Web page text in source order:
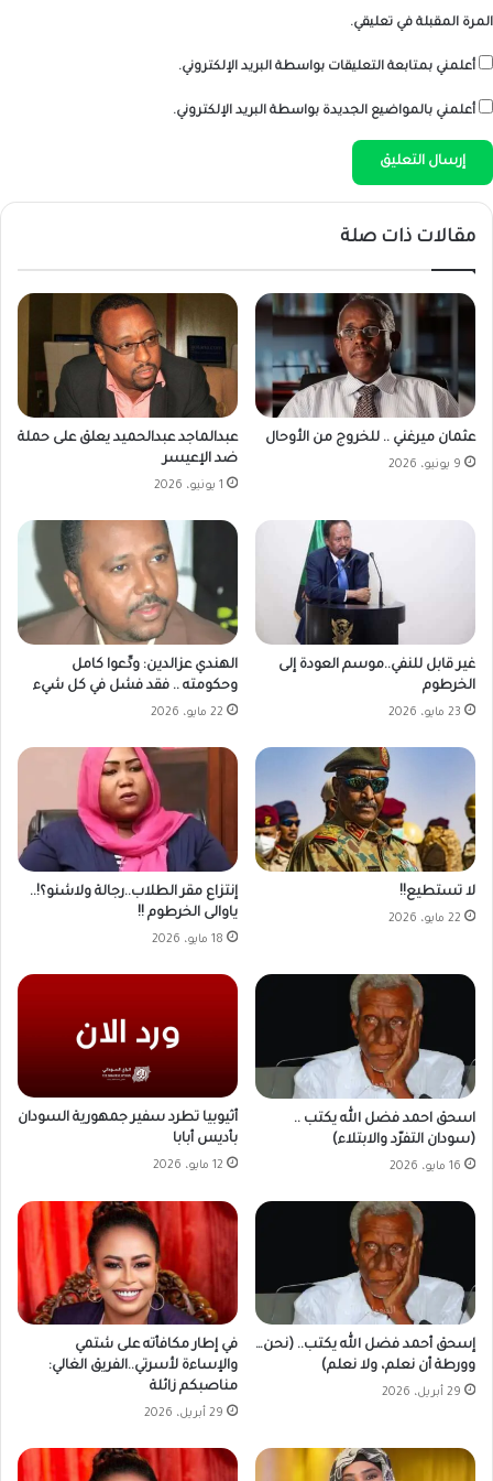
المرة المقبلة في تعليقي.
أعلمني بمتابعة التعليقات بواسطة البريد الإلكتروني.
أعلمني بالمواضيع الجديدة بواسطة البريد الإلكتروني.
مقالات ذات صلة
عثمان ميرغني .. للخروج من الأوحال
9 يونيو، 2026
عبدالماجد عبدالحميد يعلق على حملة
ضد الإعيسر
1 يونيو، 2026
غير قابل للنفي..موسم العودة إلى
الخرطوم
23 مايو، 2026
الهندي عزالدين: ودِّعوا كامل
وحكومته .. فقد فشل في كل شيء
22 مايو، 2026
لا تستطيع!!
22 مايو، 2026
إنتزاع مقر الطلاب..رجالة ولاشنو؟!..
ياوالى الخرطوم !!
18 مايو، 2026
اسحق احمد فضل الله يكتب ..
(سودان التفرّد والابتلاء)
16 مايو، 2026
أثيوبيا تطرد سفير جمهورية السودان
بأديس أبابا
12 مايو، 2026
إسحق أحمد فضل الله يكتب.. (نحن…
وورطة أن نعلم، ولا نعلم)
29 أبريل، 2026
في إطار مكافأته على شتمي
والإساءة لأسرتي..الفريق الغالي:
مناصبكم زائلة
29 أبريل، 2026